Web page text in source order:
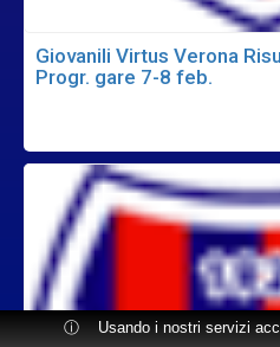
Giovanili Virtus Verona
Progr. gare 7-8 feb.
ⓘ Usando i nostri servizi